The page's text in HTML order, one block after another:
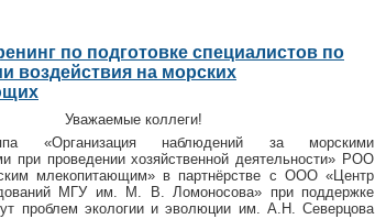
по подготовке специалистов по
воздействия на морских
Уважаемые коллеги!
«Организация наблюдений за морскими
при проведении хозяйственной деятельности» РОО
млекопитающим» в партнёрстве с ООО «Центр
МГУ им. М. В. Ломоносова» при поддержке
проблем экологии и эволюции им. А.Н. Северцова